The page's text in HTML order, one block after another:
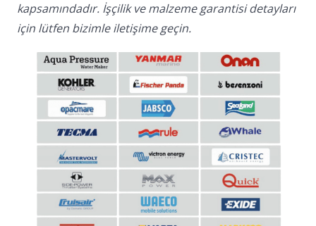
kapsamındadır. İşçilik ve malzeme garantisi detayları
için lütfen bizimle iletişime geçin.